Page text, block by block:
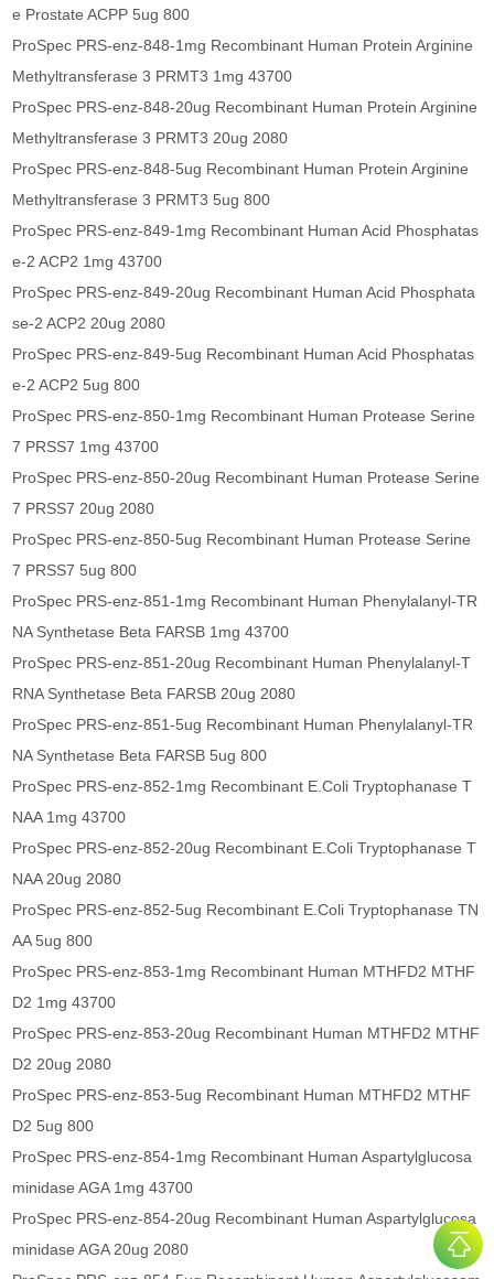
e Prostate ACPP 5ug 800
ProSpec PRS-enz-848-1mg Recombinant Human Protein Arginine
Methyltransferase 3 PRMT3 1mg 43700
ProSpec PRS-enz-848-20ug Recombinant Human Protein Arginine
Methyltransferase 3 PRMT3 20ug 2080
ProSpec PRS-enz-848-5ug Recombinant Human Protein Arginine
Methyltransferase 3 PRMT3 5ug 800
ProSpec PRS-enz-849-1mg Recombinant Human Acid Phosphatas
e-2 ACP2 1mg 43700
ProSpec PRS-enz-849-20ug Recombinant Human Acid Phosphata
se-2 ACP2 20ug 2080
ProSpec PRS-enz-849-5ug Recombinant Human Acid Phosphatas
e-2 ACP2 5ug 800
ProSpec PRS-enz-850-1mg Recombinant Human Protease Serine
7 PRSS7 1mg 43700
ProSpec PRS-enz-850-20ug Recombinant Human Protease Serine
7 PRSS7 20ug 2080
ProSpec PRS-enz-850-5ug Recombinant Human Protease Serine
7 PRSS7 5ug 800
ProSpec PRS-enz-851-1mg Recombinant Human Phenylalanyl-TR
NA Synthetase Beta FARSB 1mg 43700
ProSpec PRS-enz-851-20ug Recombinant Human Phenylalanyl-T
RNA Synthetase Beta FARSB 20ug 2080
ProSpec PRS-enz-851-5ug Recombinant Human Phenylalanyl-TR
NA Synthetase Beta FARSB 5ug 800
ProSpec PRS-enz-852-1mg Recombinant E.Coli Tryptophanase T
NAA 1mg 43700
ProSpec PRS-enz-852-20ug Recombinant E.Coli Tryptophanase T
NAA 20ug 2080
ProSpec PRS-enz-852-5ug Recombinant E.Coli Tryptophanase TN
AA 5ug 800
ProSpec PRS-enz-853-1mg Recombinant Human MTHFD2 MTHF
D2 1mg 43700
ProSpec PRS-enz-853-20ug Recombinant Human MTHFD2 MTHF
D2 20ug 2080
ProSpec PRS-enz-853-5ug Recombinant Human MTHFD2 MTHF
D2 5ug 800
ProSpec PRS-enz-854-1mg Recombinant Human Aspartylglucosa
minidase AGA 1mg 43700
ProSpec PRS-enz-854-20ug Recombinant Human Aspartylglucosa
minidase AGA 20ug 2080